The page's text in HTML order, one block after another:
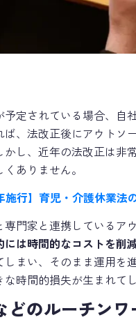
予定されている場合、自
、法改正後にアウトソ
かし、近年の法改正は非
ありません。
施行】育児・介護休業法
専門家と連携しているア
には時間的なコストを削
しまい、そのまま運用を
時間的損失が生まれて
どのルーチンワ